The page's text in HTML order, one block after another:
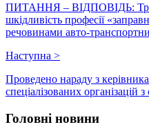
ПИТАННЯ – ВІДПОВІДЬ:
шкідливість професії
речовинами авто-
Наступна >
Проведено нараду з
спеціалізованих організацій
Головні новини